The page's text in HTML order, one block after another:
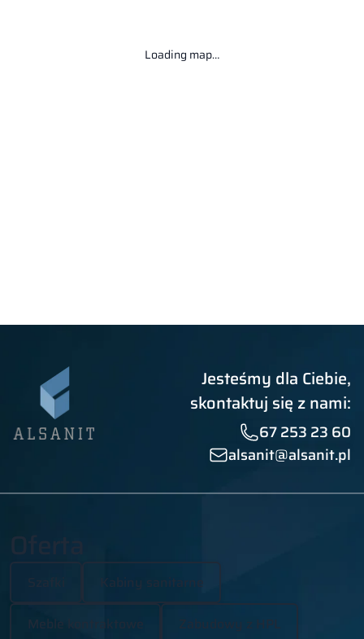
Loading map…
Jesteśmy dla Ciebie,
skontaktuj się z nami:
67 253 23 60
alsanit@alsanit.pl
Oferta
Kabiny sanitarne
Meble kontraktowe